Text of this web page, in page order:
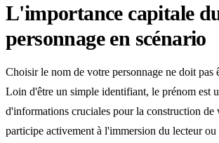
L'importance capitale
personnage en scénario
Choisir le nom de votre personnage ne doit pas
Loin d'être un simple identifiant, le prénom est
d'informations cruciales pour la construction de
participe activement à l'immersion du lecteur ou